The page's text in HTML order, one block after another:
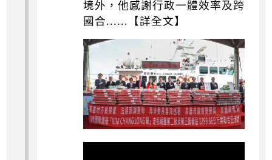
境外，他感謝行政一體效率及跨
國合......【詳全文】